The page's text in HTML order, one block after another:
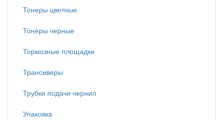
Тонеры цветные
Тонеры черные
Тормозные площадки
Трансиверы
Трубки подачи чернил
Упаковка